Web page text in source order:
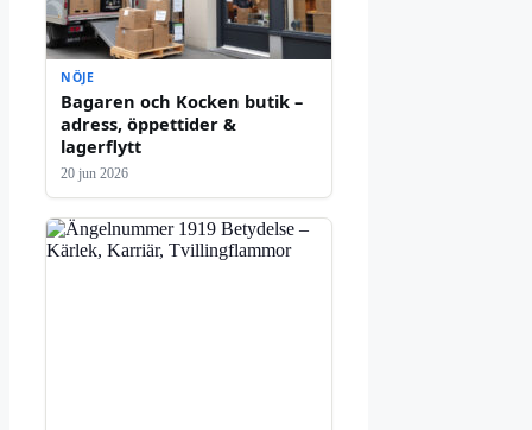
NÖJE
Bagaren och Kocken butik –
adress, öppettider &
lagerflytt
20 jun 2026